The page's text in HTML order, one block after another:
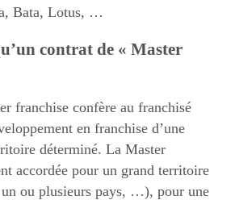
Bata, Lotus, …
contrat de « Master
franchise confère au franchisé
en franchise d’une
déterminé. La Master
accordée pour un grand territoire
ou plusieurs pays, …), pour une